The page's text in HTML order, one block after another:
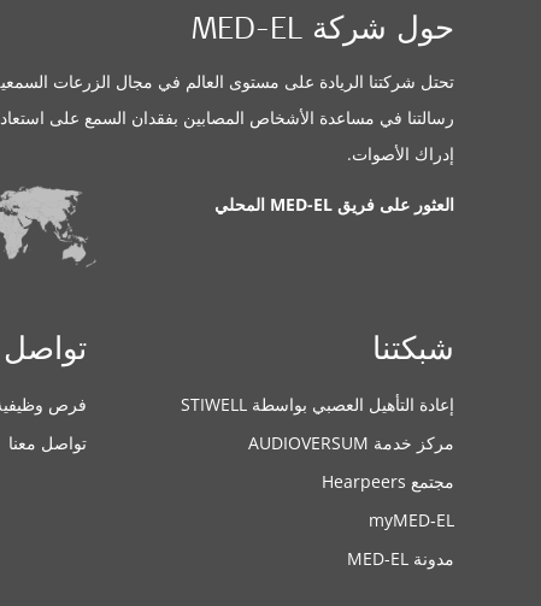
حول شركة MED-EL
تحتل شركتنا الريادة على مستوى العالم في مجال الزرعات
رسالتنا في مساعدة الأشخاص المصابين بفقدان السمع على
إدراك الأصوات.
العثور على فريق MED-EL المحلي
شبكتنا
إعادة التأهيل العصبي بواسطة STIWELL
مركز خدمة AUDIOVERSUM
مجتمع Hearpeers
myMED‑EL
مدونة MED-EL
تواصل
فرص
تواصل معنا